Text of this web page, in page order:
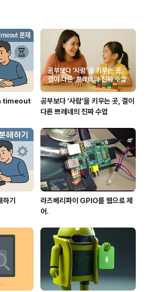
용 입니다.)
timeout
공부보다 ‘사람’을 키우는 곳, 결이
다른 쁘레네의 진짜 수업
기
라즈베리파이 GPIO를 웹으로 제
어.